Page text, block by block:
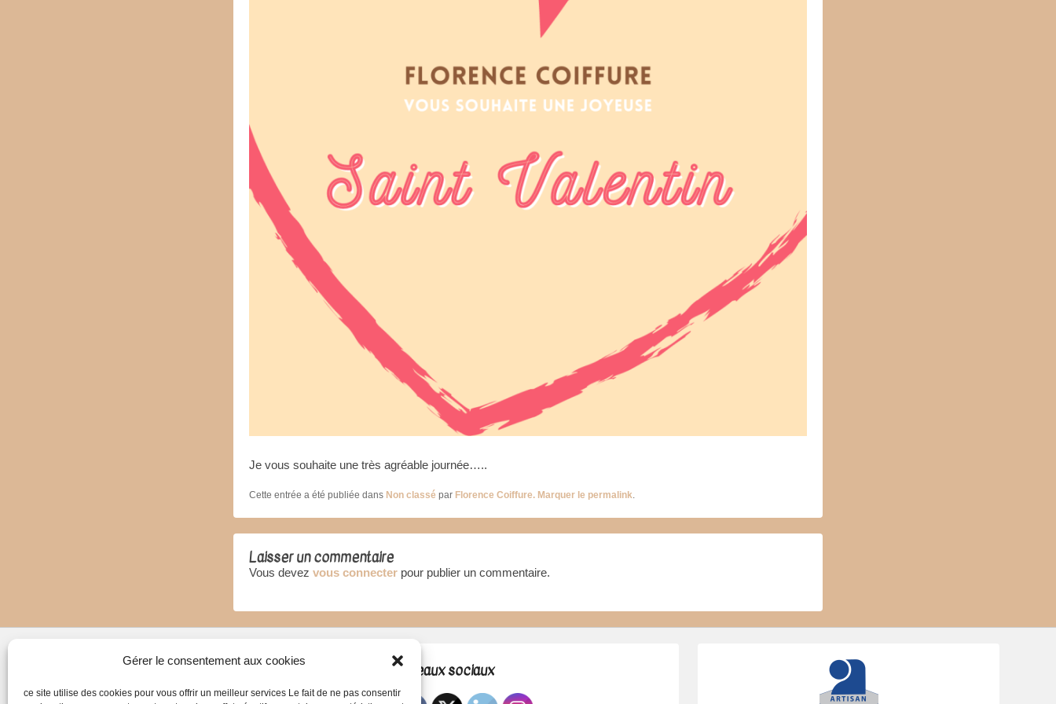
Gérer le consentement aux cookies
ce site utilise des cookies pour vous offrir un meilleur services Le fait de ne pas consentir
Je vous souhaite une très agréable journée…..
Cette entrée a été publiée dans Non classé par Florence Coiffure. Marquer le permalink
Laisser un commentaire
Vous devez vous connecter pour publier un commentaire.
Me contacter
06 89 37 98 38
Réseaux sociaux